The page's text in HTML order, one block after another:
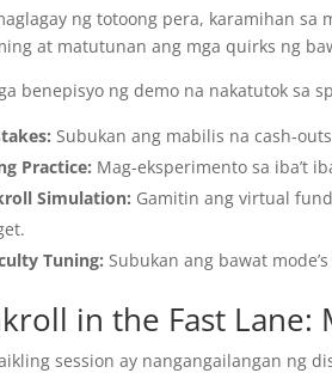
ng totoong pera, karamihan
at matutunan ang mga quirks ng
benepisyo ng demo na nakatutok sa
Subukan ang mabilis na
Practice: Mag-eksperimento sa iba’t
Simulation: Gamitin ang virtual
Tuning: Subukan ang bawat
in the Fast Lane:
session ay nangangailangan ng